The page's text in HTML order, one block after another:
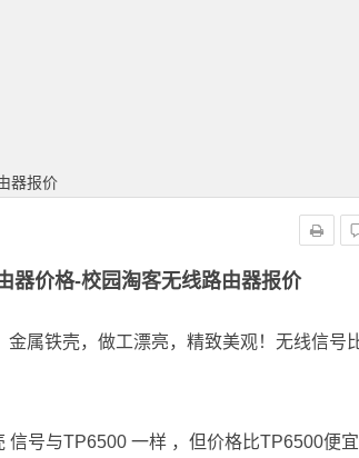
器报价
器价格-校园淘客无线路由器报价
属铁壳，做工漂亮，精致美观！无线信号
号与TP6500 一样 ，但价格比TP6500便